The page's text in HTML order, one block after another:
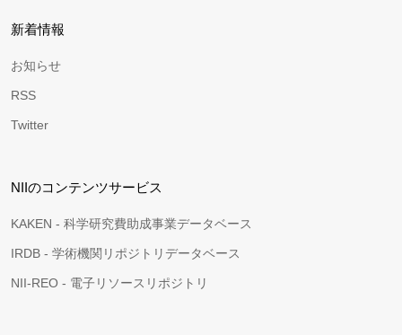
新着情報
お知らせ
RSS
Twitter
NIIのコンテンツサービス
KAKEN - 科学研究費助成事業データベース
IRDB - 学術機関リポジトリデータベース
NII-REO - 電子リソースリポジトリ